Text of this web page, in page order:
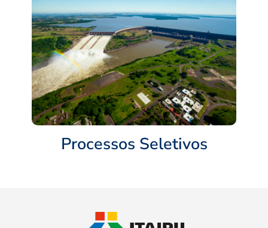
Processos Seletivos